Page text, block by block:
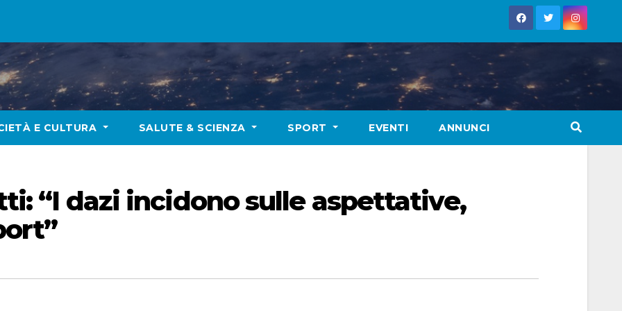
E CULTURA SALUTE & SCIENZA SPORT EVENTI ANNUNCI
“I dazi incidono sulle aspettative,